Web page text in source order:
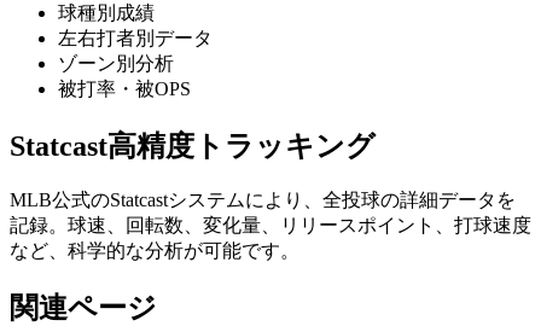
球種別成績
左右打者別データ
ゾーン別分析
被打率・被OPS
Statcast高精度トラッキング
MLB公式のStatcastシステムにより、全投球の詳細データを
記録。球速、回転数、変化量、リリースポイント、打球速度
など、科学的な分析が可能です。
関連ページ